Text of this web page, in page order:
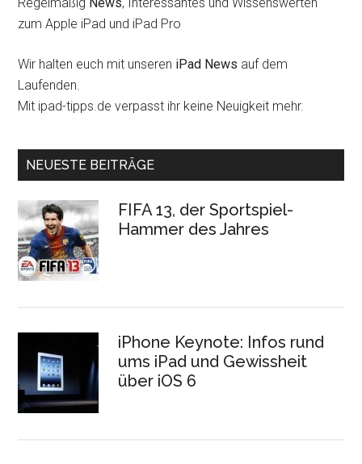
zum Apple iPad und iPad Pro
Wir halten euch mit unseren iPad News auf dem
Laufenden.
Mit ipad-tipps.de verpasst ihr keine Neuigkeit mehr.
NEUESTE BEITRÄGE
FIFA 13, der Sportspiel-
Hammer des Jahres
iPhone Keynote: Infos rund
ums iPad und Gewissheit
über iOS 6